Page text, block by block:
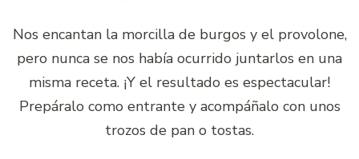
Nos encantan la morcilla de burgos y el provolone,
pero nunca se nos había ocurrido juntarlos en una
misma receta. ¡Y el resultado es espectacular!
Prepáralo como entrante y acompáñalo con unos
trozos de pan o tostas.